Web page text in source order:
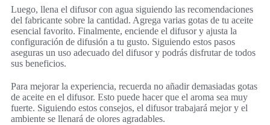
Luego, llena el difusor con agua siguiendo las recomendaciones
del fabricante sobre la cantidad. Agrega varias gotas de tu aceite
esencial favorito. Finalmente, enciende el difusor y ajusta la
configuración de difusión a tu gusto. Siguiendo estos pasos
aseguras un uso adecuado del difusor y podrás disfrutar de todos
sus beneficios.
Para mejorar la experiencia, recuerda no añadir demasiadas gotas
de aceite en el difusor. Esto puede hacer que el aroma sea muy
fuerte. Siguiendo estos consejos, el difusor trabajará mejor y el
ambiente se llenará de olores agradables.